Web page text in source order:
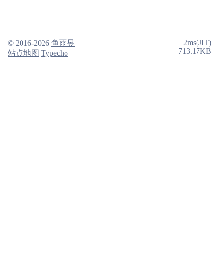
© 2016-2026 鱼雨昱
站点地图 Typecho
2ms(JIT)
713.17KB